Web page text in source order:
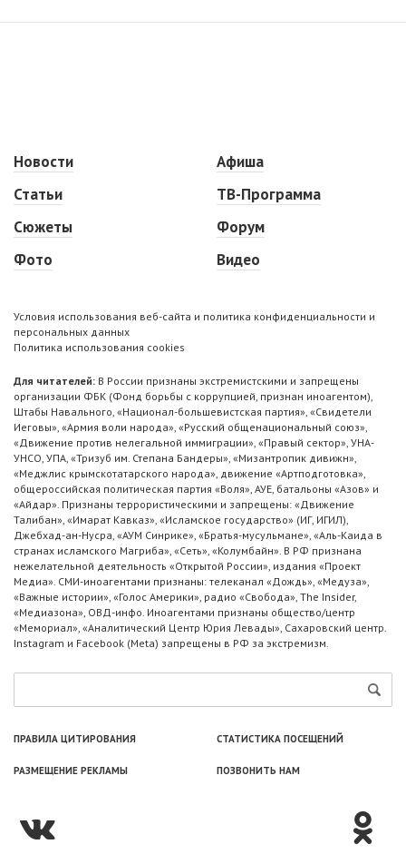
Новости
Статьи
Сюжеты
Фото
Афиша
ТВ-Программа
Форум
Видео
Условия использования веб-сайта и политика конфиденциальности и
персональных данных
Политика использования cookies
Для читателей: В России признаны экстремистскими и запрещены
организации ФБК (Фонд борьбы с коррупцией, признан иноагентом),
Штабы Навального, «Национал-большевистская партия», «Свидетели
Иеговы», «Армия воли народа», «Русский общенациональный союз»,
«Движение против нелегальной иммиграции», «Правый сектор», УНА-
УНСО, УПА, «Тризуб им. Степана Бандеры», «Мизантропик дивижн»,
«Меджлис крымскотатарского народа», движение «Артподготовка»,
общероссийская политическая партия «Воля», АУЕ, батальоны «Азов» и
«Айдар». Признаны террористическими и запрещены: «Движение
Талибан», «Имарат Кавказ», «Исламское государство» (ИГ, ИГИЛ),
Джебхад-ан-Нусра, «АУМ Синрике», «Братья-мусульмане», «Аль-Каида в
странах исламского Магриба», «Сеть», «Колумбайн». В РФ признана
нежелательной деятельность «Открытой России», издания «Проект
Медиа». СМИ-иноагентами признаны: телеканал «Дождь», «Медуза»,
«Важные истории», «Голос Америки», радио «Свобода», The Insider,
«Медиазона», ОВД-инфо. Иноагентами признаны общество/центр
«Мемориал», «Аналитический Центр Юрия Левады», Сахаровский центр.
Instagram и Facebook (Metа) запрещены в РФ за экстремизм.
ПРАВИЛА ЦИТИРОВАНИЯ СТАТИСТИКА ПОСЕЩЕНИЙ
РАЗМЕЩЕНИЕ РЕКЛАМЫ ПОЗВОНИТЬ НАМ